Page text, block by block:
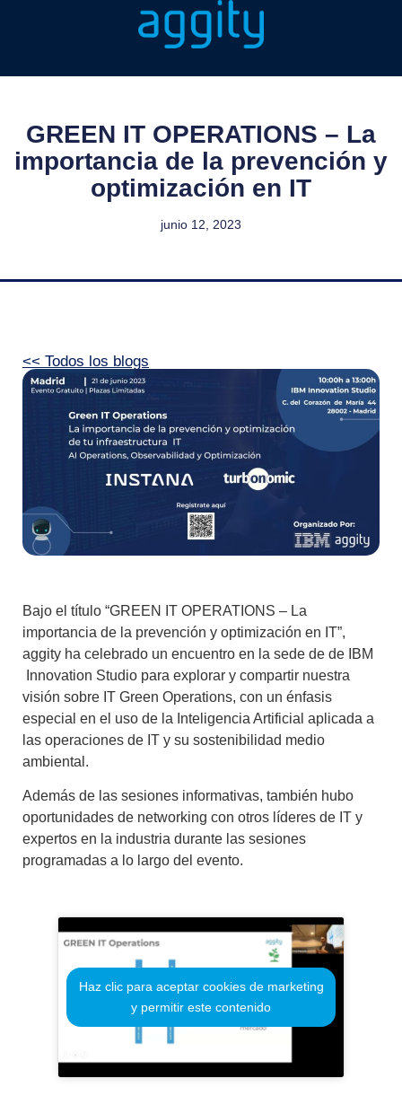
GREEN IT OPERATIONS – La
importancia de la prevención y
optimización en IT
junio 12, 2023
<< Todos los blogs
Bajo el título “GREEN IT OPERATIONS – La
importancia de la prevención y optimización en IT”,
aggity ha celebrado un encuentro en la sede de de IBM
Innovation Studio para explorar y compartir nuestra
visión sobre IT Green Operations, con un énfasis
especial en el uso de la Inteligencia Artificial aplicada a
las operaciones de IT y su sostenibilidad medio
ambiental.
Además de las sesiones informativas, también hubo
oportunidades de networking con otros líderes de IT y
expertos en la industria durante las sesiones
programadas a lo largo del evento.
Haz clic para aceptar cookies de marketing
y permitir este contenido